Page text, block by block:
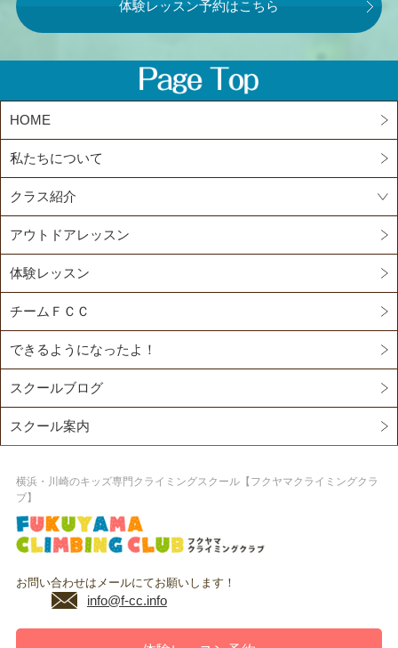
体験レッスン予約はこちら
HOME
私たちについて
クラス紹介
アウトドアレッスン
体験レッスン
チームＦＣＣ
できるようになったよ！
スクールブログ
スクール案内
横浜・川崎のキッズ専門クライミングスクール【フクヤマクライミングクラ
ブ】
お問い合わせはメールにてお願いします！
info@f-cc.info